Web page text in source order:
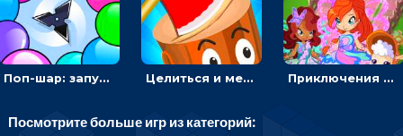
Поп-шар: запускать колючку, чтобы лопать воздушные шарики Целиться и метать топор в 3D мишени Приключения Клуба Винкс: менять дорожки, чтобы собирать кристаллы
Посмотрите больше игр из категорий: